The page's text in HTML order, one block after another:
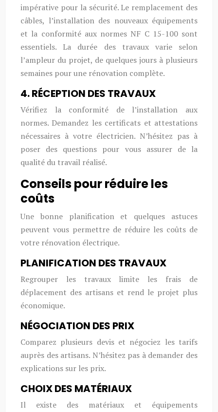
impérative pour la sécurité. Le remplacement des
câbles, l’installation des nouveaux équipements
et la conformité aux normes NF C 15-100 sont
essentiels. La durée des travaux varie selon
l’ampleur du projet, de quelques jours à plusieurs
semaines pour une rénovation complète.
4. RÉCEPTION DES TRAVAUX
Vérifiez la conformité de l’installation aux
normes. Demandez les certificats et attestations
nécessaires à votre électricien. N’hésitez pas à
poser des questions pour vous assurer de la
qualité du travail réalisé.
Conseils pour réduire les
coûts
Une bonne planification et quelques astuces
peuvent vous permettre de réduire les coûts de
votre rénovation électrique.
PLANIFICATION DES TRAVAUX
Regrouper les travaux limite les frais de
déplacement des artisans et rend le projet plus
économique.
NÉGOCIATION DES PRIX
Comparez plusieurs devis et négociez les tarifs
auprès des artisans. N’hésitez pas à demander des
explications sur les prix.
CHOIX DES MATÉRIAUX
Il existe des matériaux et équipements